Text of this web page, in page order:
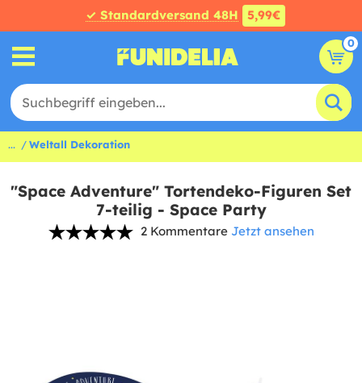
✓ Standardversand 48H 5,99€
0
... Weltall Dekoration
"Space Adventure" Tortendeko-Figuren Set
7-teilig - Space Party
2 Kommentare Jetzt ansehen